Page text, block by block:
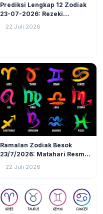
Prediksi Lengkap 12 Zodiak
23-07-2026: Rezeki
22 Juli 2026
Ramalan Zodiak Besok
23/7/2026: Matahari Resmi
22 Juli 2026